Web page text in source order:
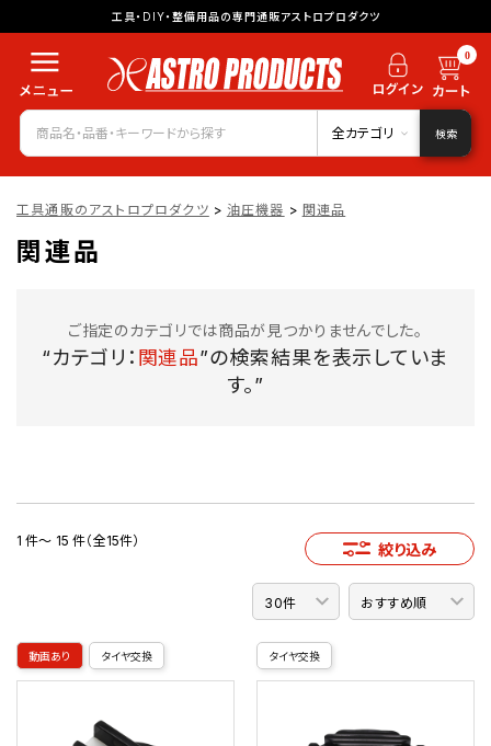
工具・DIY・整備用品の専門通販アストロプロダクツ
0
全カテゴリ 検索
工具通販のアストロプロダクツ > 油圧機器 > 関連品
関連品
ご指定のカテゴリでは商品が見つかりませんでした。
“カテゴリ： 関連品”の検索結果を表示していま
す。”
1 件～ 15 件（全15件） 絞り込み
動画あり タイヤ交換 タイヤ交換